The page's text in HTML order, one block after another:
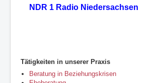
NDR 1 Radio Niedersachsen
Tätigkeiten in unserer Praxis
Beratung in Beziehungskrisen